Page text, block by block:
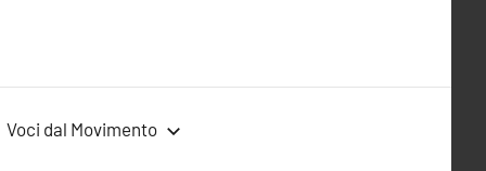
Voci dal Movimento